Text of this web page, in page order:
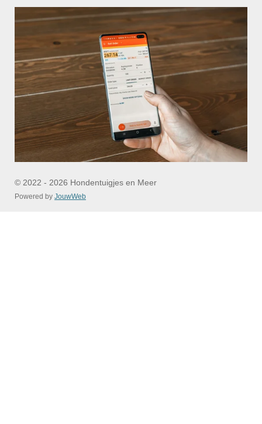
© 2022 - 2026 Hondentuigjes en Meer
Powered by JouwWeb